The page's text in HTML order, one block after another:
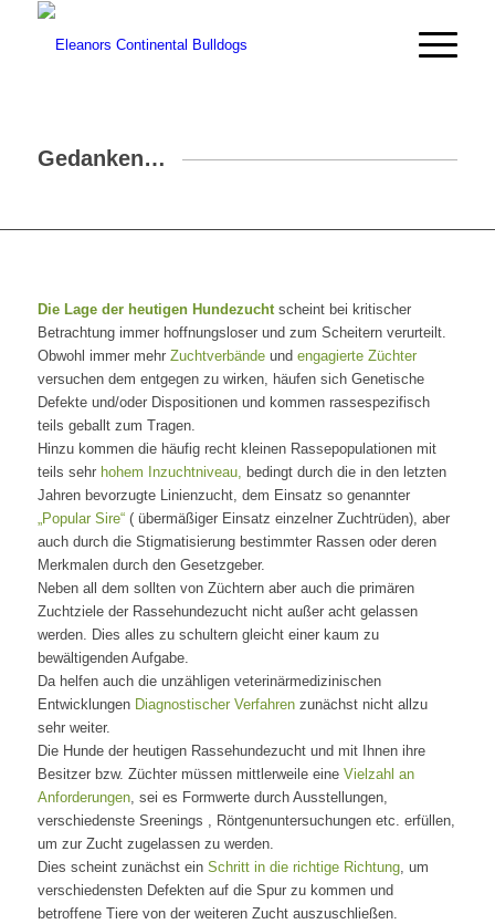
Gedanken…
Die Lage der heutigen Hundezucht scheint bei kritischer
Betrachtung immer hoffnungsloser und zum Scheitern verurteilt.
Obwohl immer mehr Zuchtverbändeund engagierte Züchter
versuchen dem entgegen zu wirken, häufen sich Genetische
Defekte und/oder Dispositionen und kommen rassespezifisch
teils geballt zum Tragen.
Hinzu kommen die häufig recht kleinen Rassepopulationen mit
teils sehr hohem Inzuchtniveau, bedingt durch die in den letzten
Jahren bevorzugte Linienzucht, dem Einsatz so genannter
„Popular Sire“( übermäßiger Einsatz einzelner Zuchtrüden), aber
auch durch die Stigmatisierung bestimmter Rassen oder deren
Merkmalen durch den Gesetzgeber.
Neben all dem sollten von Züchtern aber auch die primären
Zuchtziele der Rassehundezucht nicht außer acht gelassen
werden. Dies alles zu schultern gleicht einer kaum zu
bewältigenden Aufgabe.
Da helfen auch die unzähligen veterinärmedizinischen
Entwicklungen Diagnostischer Verfahrenzunächst nicht allzu
sehr weiter.
Die Hunde der heutigen Rassehundezucht und mit Ihnen ihre
Besitzer bzw. Züchter müssen mittlerweile eine Vielzahl an
Anforderungen, sei es Formwerte durch Ausstellungen,
verschiedenste Sreenings , Röntgenuntersuchungen etc. erfüllen,
um zur Zucht zugelassen zu werden.
Dies scheint zunächst ein Schritt in die richtige Richtung, um
verschiedensten Defekten auf die Spur zu kommen und
betroffene Tiere von der weiteren Zucht auszuschließen.